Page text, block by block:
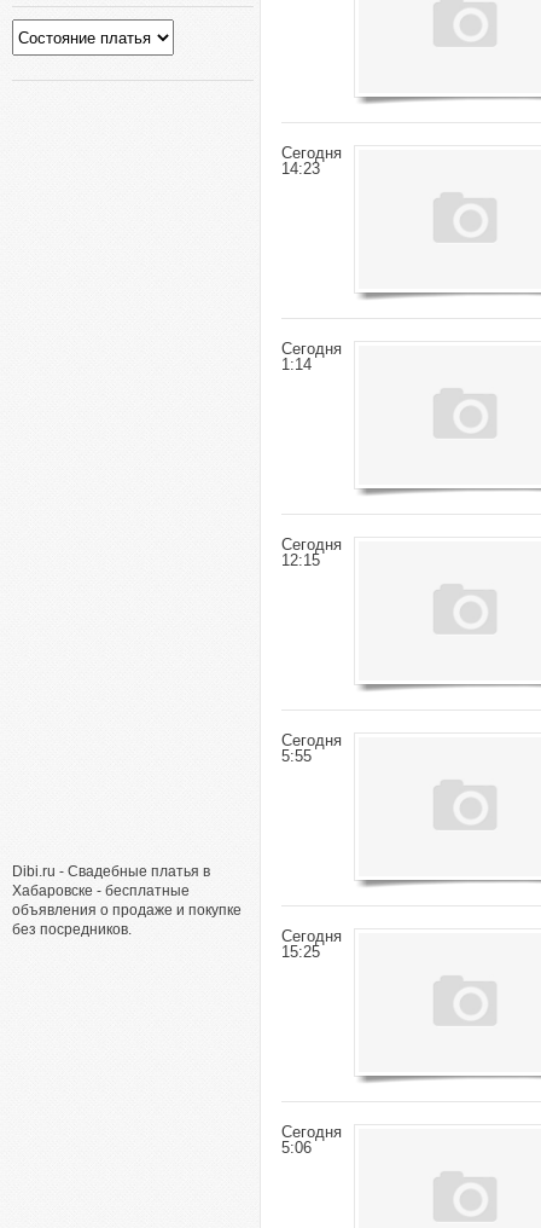
Dibi.ru - Свадебные платья в
Хабаровске - бесплатные
объявления о продаже и покупке
без посредников.
Сегодня
14:23
Сегодня
1:14
Сегодня
12:15
Сегодня
5:55
Сегодня
15:25
Сегодня
5:06